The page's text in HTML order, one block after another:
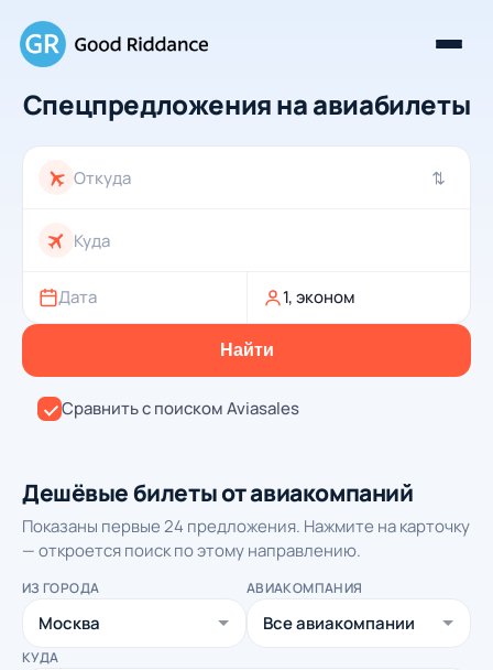
Спецпредложения на авиабилеты
⇄
Дата 1, эконом
Найти
Сравнить с поиском Aviasales
Дешёвые билеты от авиакомпаний
Показаны первые 24 предложения. Нажмите на карточку
— откроется поиск по этому направлению.
ИЗ ГОРОДА АВИАКОМПАНИЯ
КУДА